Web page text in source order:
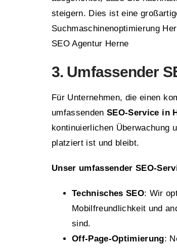
steigern. Dies ist eine
Suchmaschinenoptimierung
SEO Agentur Herne
3. Umfassender
Für Unternehmen, die einen
umfassendenSEO-Service in
kontinuierlichen Überwachung
platziert ist und bleibt.
Unser umfassender SEO-
Technisches SEO: Wir
Mobilfreundlichkeit und
sind.
Off-Page-Optimierung: